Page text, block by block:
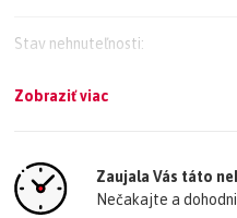
Stav nehnuteľnosti:
Vlastníctvo:
Rok výstavby:
Zobraziť viac
Zaujala Vás táto
Nečakajte a